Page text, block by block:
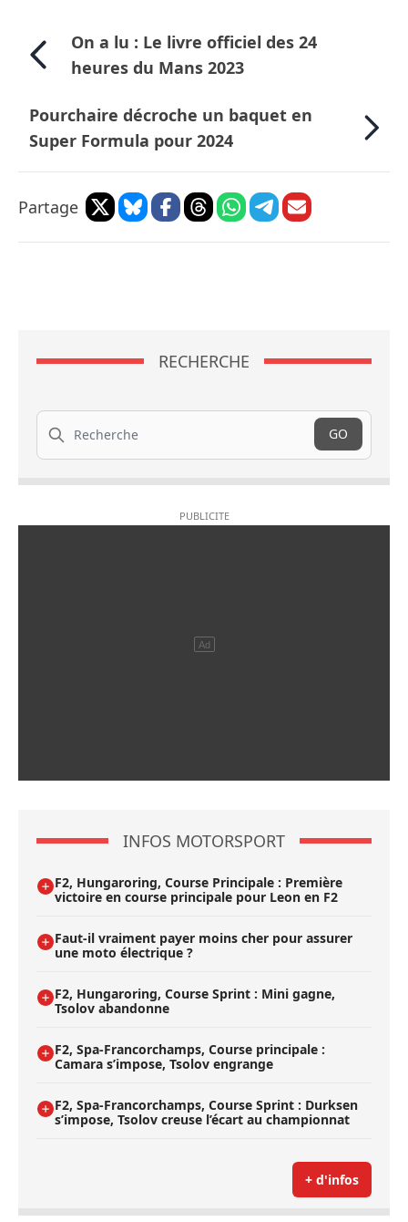
On a lu : Le livre officiel des 24
heures du Mans 2023
Pourchaire décroche un baquet en
Super Formula pour 2024
Partage
RECHERCHE
Recherche
GO
INFOS MOTORSPORT
F2, Hungaroring, Course Principale : Première
victoire en course principale pour Leon en F2
Faut-il vraiment payer moins cher pour assurer
une moto électrique ?
F2, Hungaroring, Course Sprint : Mini gagne,
Tsolov abandonne
F2, Spa-Francorchamps, Course principale :
Camara s’impose, Tsolov engrange
F2, Spa-Francorchamps, Course Sprint : Durksen
s’impose, Tsolov creuse l’écart au championnat
+ d'infos